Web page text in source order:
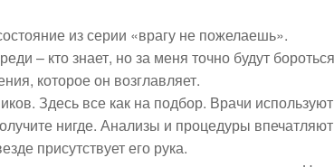
из серии «врагу не пожелаешь».
– кто знает, но за меня точно будут
которое он возглавляет.
Здесь все как на подбор. Врачи
нигде. Анализы и процедуры
присутствует его рука.